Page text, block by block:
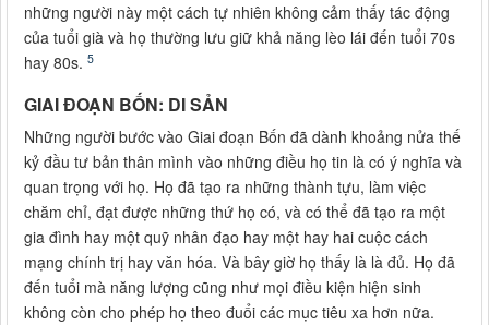
những người này một cách tự nhiên không cảm thấy tác động
của tuổi già và họ thường lưu giữ khả năng lèo lái đến tuổi 70s
hay 80s. 5
GIAI ĐOẠN BỐN: DI SẢN
Những người bước vào Giai đoạn Bốn đã dành khoảng nửa thế
kỷ đầu tư bản thân mình vào những điều họ tin là có ý nghĩa và
quan trọng với họ. Họ đã tạo ra những thành tựu, làm việc
chăm chỉ, đạt được những thứ họ có, và có thể đã tạo ra một
gia đình hay một quỹ nhân đạo hay một hay hai cuộc cách
mạng chính trị hay văn hóa. Và bây giờ họ thấy là là đủ. Họ đã
đến tuổi mà năng lượng cũng như mọi điều kiện hiện sinh
không còn cho phép họ theo đuổi các mục tiêu xa hơn nữa.